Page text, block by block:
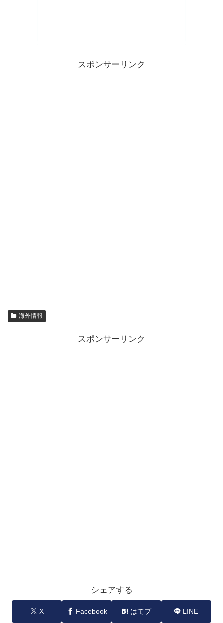
スポンサーリンク
海外情報
スポンサーリンク
シェアする
X Facebook はてブ LINE